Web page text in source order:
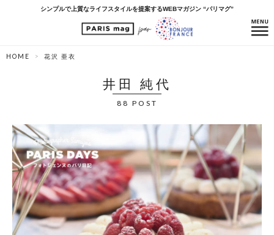
シンプルで上質なライフスタイルを提案するWEBマガジン “パリマグ”
HOME 花沢 亜衣
井田 純代
88 POST